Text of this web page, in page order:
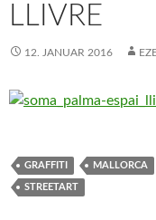
LLIVRE
12. JANUAR 2016
GRAFFITI MALLORCA
STREETART